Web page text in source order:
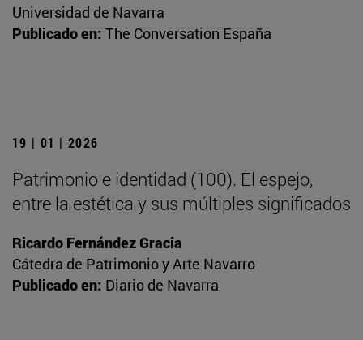
Universidad de Navarra
Publicado en: The Conversation España
19 | 01 | 2026
Patrimonio e identidad (100). El espejo,
entre la estética y sus múltiples significados
Ricardo Fernández Gracia
Cátedra de Patrimonio y Arte Navarro
Publicado en: Diario de Navarra